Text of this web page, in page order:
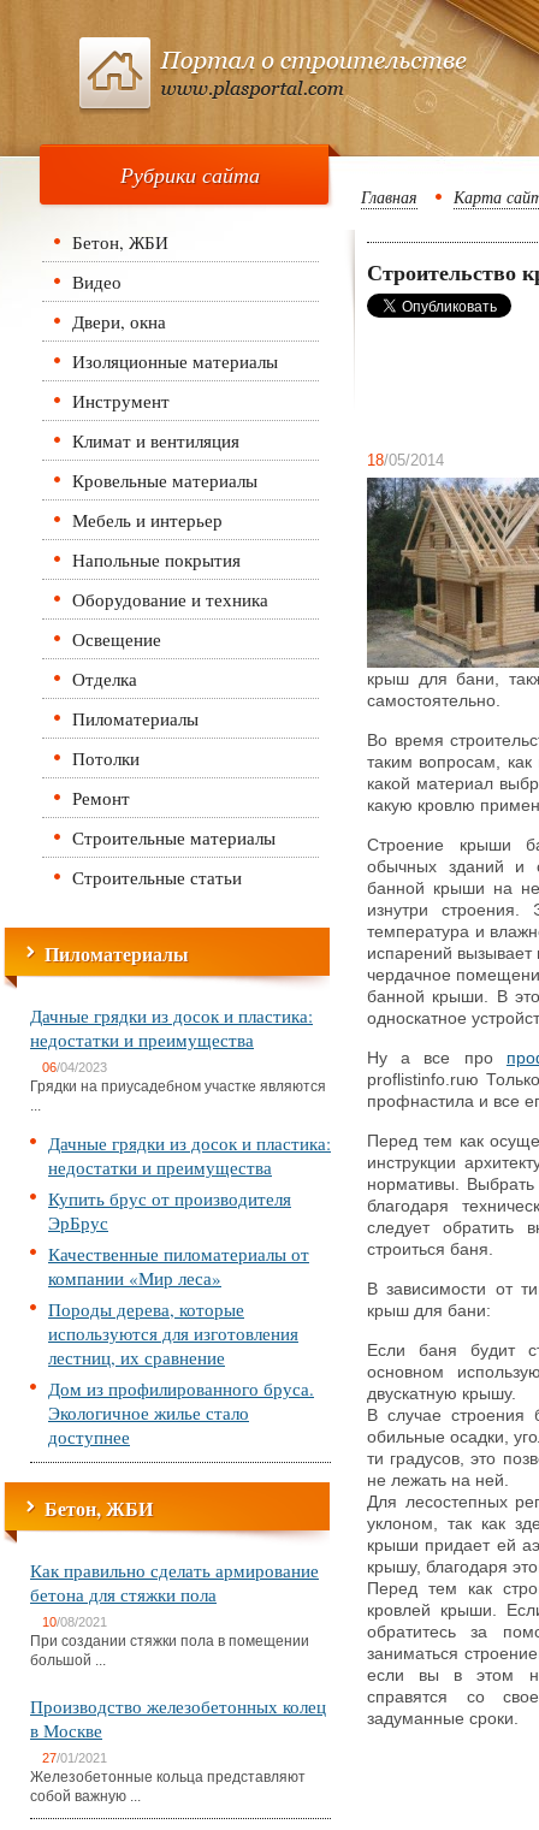
Рубрики сайта
Бетон, ЖБИ
Видео
Двери, окна
Изоляционные материалы
Инструмент
Климат и вентиляция
Кровельные материалы
Мебель и интерьер
Напольные покрытия
Оборудование и техника
Освещение
Отделка
Пиломатериалы
Потолки
Ремонт
Строительные материалы
Строительные статьи
Пиломатериалы
Дачные грядки из досок и пластика:
недостатки и преимущества
06/04/2023
Грядки на приусадебном участке являются
...
Дачные грядки из досок и пластика:
недостатки и преимущества
Купить брус от производителя
ЭрБрус
Качественные пиломатериалы от
компании «Мир леса»
Породы дерева, которые
используются для изготовления
лестниц, их сравнение
Дом из профилированного бруса.
Экологичное жилье стало
доступнее
Бетон, ЖБИ
Как правильно сделать армирование
бетона для стяжки пола
10/08/2021
При создании стяжки пола в помещении
большой ...
Производство железобетонных колец
в Москве
27/01/2021
Железобетонные кольца представляют
собой важную ...
Главная Карта
Строительство
18/05/2014
крыш для бани,
самостоятельно.
Во время
таким вопросам,
какой материал
какую кровлю
Строение крыши
обычных зданий и
банной крыши на
изнутри
температура и
испарений вызывает
чердачное
банной крыши. В
односкатное
Ну а все про
proflistinfo.ruю
профнастила и все
Перед тем как
инструкции
нормативы.
благодаря
следует обратить
строиться баня.
В зависимости от
крыш для бани:
Если баня будит
основном
двускатную крышу.
В случае строения
обильные осадки,
ти градусов, это
не лежать на ней.
Для лесостепных
уклоном, так как
крыши придает ей
крышу, благодаря
Перед тем как
кровлей крыши.
обратитесь за
заниматься
если вы в этом не
справятся со
задуманные сроки.